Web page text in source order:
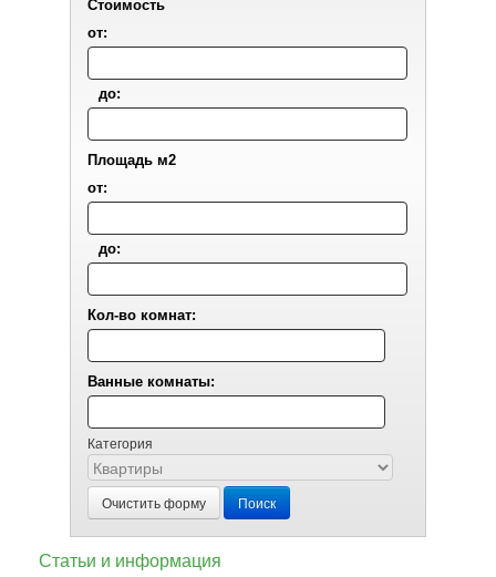
Стоимость
от:
до:
Площадь м2
от:
до:
Кол-во комнат:
Ванные комнаты:
Категория
Очистить форму Поиск
Статьи и информация